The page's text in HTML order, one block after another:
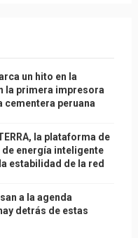
un hito en la
la primera impresora
cementera peruana
la plataforma de
energía inteligente
estabilidad de la red
a la agenda
detrás de estas